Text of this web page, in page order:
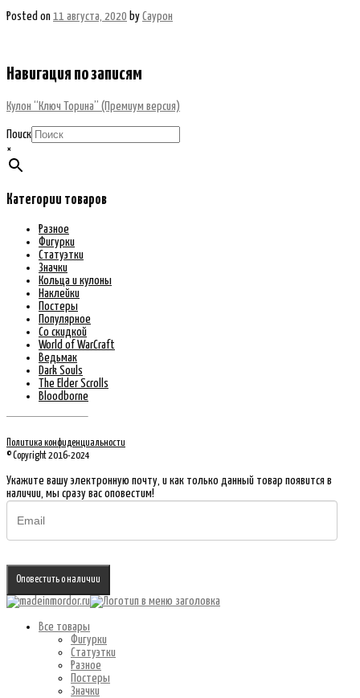
Posted on 11 августа, 2020 by Саурон
Навигация по записям
Кулон “Ключ Торина” (Премиум версия)
Поиск
×
Категории товаров
Разное
Фигурки
Статуэтки
Значки
Кольца и кулоны
Наклейки
Постеры
Популярное
Со скидкой
World of WarCraft
Ведьмак
Dark Souls
The Elder Scrolls
Bloodborne
Политика конфиденциальности
© Copyright 2016-2024
Укажите вашу электронную почту, и как только данный товар появится в
наличии, мы сразу вас оповестим!
Оповестить о наличии
Все товары
Фигурки
Статуэтки
Разное
Постеры
Значки